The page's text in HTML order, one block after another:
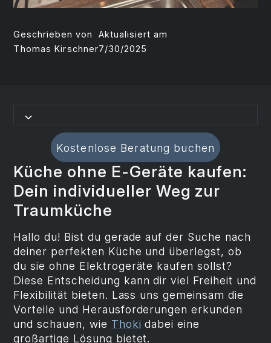
Geschrieben von
Thomas Kirschner
Aktualisiert am
7/30/2025
Küche ohne E-Geräte kaufen:
Dein individueller Weg zur
Traumküche
Hallo du! Bist du gerade auf der Suche nach
deiner perfekten Küche und überlegst, ob
du sie ohne Elektrogeräte kaufen sollst?
Diese Entscheidung kann dir viel Freiheit und
Flexibilität bieten. Lass uns gemeinsam die
Vorteile und Herausforderungen erkunden
und schauen, wie Thoki dabei eine
großartige Lösung bietet.
Kostenlose Beratung buchen